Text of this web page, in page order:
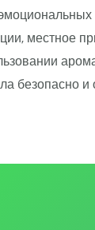
местное
безопасно и